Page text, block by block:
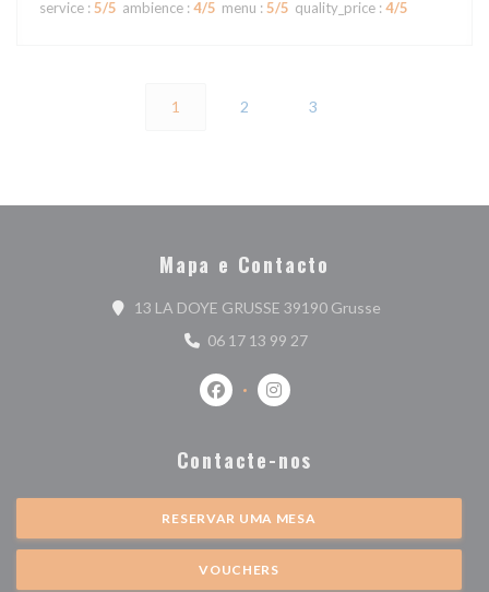
service : 5/5 ambience : 4/5 menu : 5/5 quality_price : 4/5
1 2 3
Mapa e Contacto
13 LA DOYE GRUSSE 39190 Grusse((abre numa
06 17 13 99 27
Facebook ((abre numa nova janela))
Instagram ((abre numa nova
Contacte-nos
RESERVAR UMA MESA
VOUCHERS